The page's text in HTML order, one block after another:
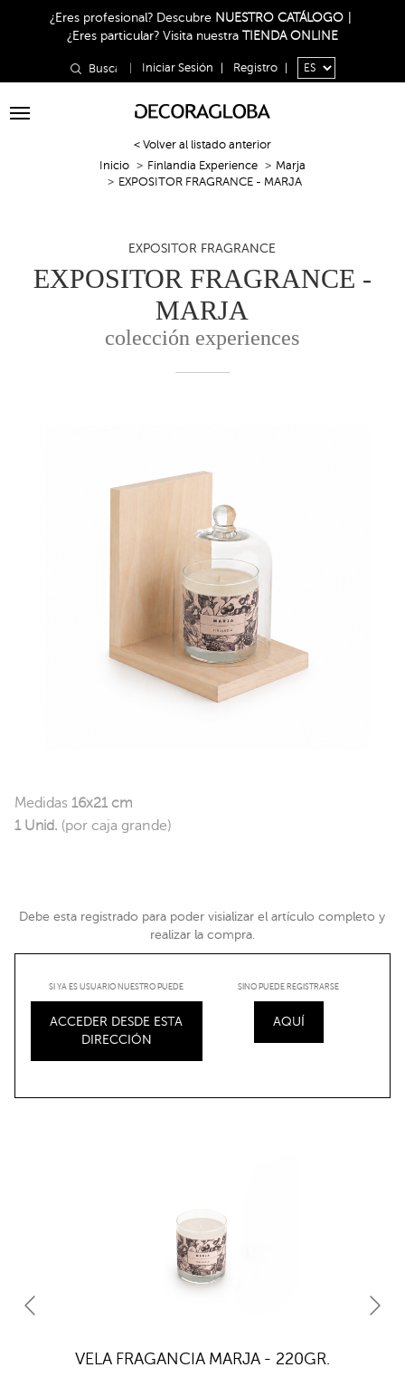
¿Eres profesional? Descubre NUESTRO CATÁLOGO
¿Eres particular? Visita nuestra TIENDA ONLINE
Iniciar Sesión Registro
Toggle
< Volver al listado anterior
Inicio
Finlandia Experience
Marja
EXPOSITOR FRAGRANCE - MARJA
EXPOSITOR FRAGRANCE
EXPOSITOR FRAGRANCE -
MARJA
colección experiences
Medidas 16x21 cm
1 Unid. (por caja grande)
Debe esta registrado para poder visializar el artículo completo y
realizar la compra.
SI YA ES USUARIO NUESTRO PUEDE
ACCEDER DESDE ESTA
DIRECCIÓN
SINO PUEDE REGISTRARSE
AQUÍ
VELA FRAGANCIA MARJA - 220GR.